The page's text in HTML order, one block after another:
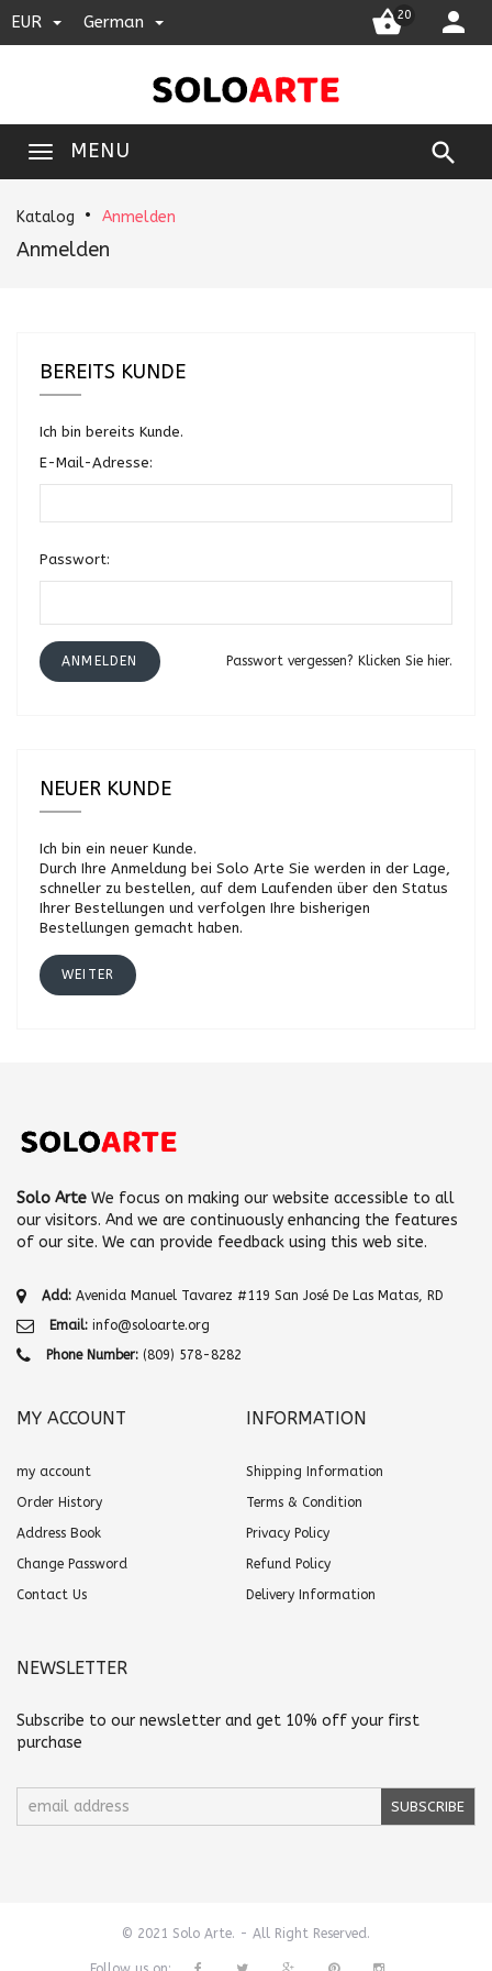
EUR German 20 
MENU 
Katalog Anmelden
Anmelden
BEREITS KUNDE
Ich bin bereits Kunde.
E-Mail-Adresse:
Passwort:
Passwort vergessen? Klicken Sie hier.
ANMELDEN
NEUER KUNDE
Ich bin ein neuer Kunde.
Durch Ihre Anmeldung bei Solo Arte Sie werden in der Lage,
schneller zu bestellen, auf dem Laufenden über den Status
Ihrer Bestellungen und verfolgen Ihre bisherigen
Bestellungen gemacht haben.
WEITER
Solo Arte We focus on making our website accessible to all
our visitors. And we are continuously enhancing the features
of our site. We can provide feedback using this web site.
Add: Avenida Manuel Tavarez #119 San José De Las Matas, RD
Email: info@soloarte.org
Phone Number: (809) 578-8282
MY ACCOUNT
my account
Order History
Address Book
Change Password
Contact Us
INFORMATION
Shipping Information
Terms & Condition
Privacy Policy
Refund Policy
Delivery Information
NEWSLETTER
Subscribe to our newsletter and get 10% off your first
purchase
© 2021 Solo Arte. - All Right Reserved.